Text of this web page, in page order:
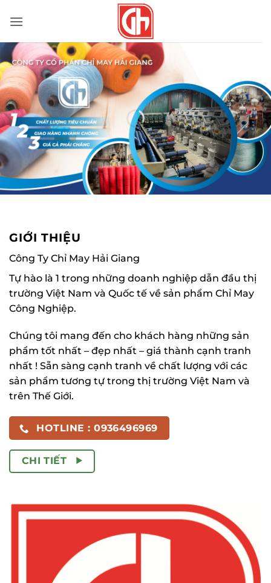
qua
dung
GIỚI THIỆU
Công Ty Chỉ May Hải Giang
Tự hào là 1 trong những doanh nghiệp dẫn đầu thị
trường Việt Nam và Quốc tế về sản phẩm Chỉ May
Công Nghiệp.
Chúng tôi mang đến cho khách hàng những sản
phẩm tốt nhất – đẹp nhất – giá thành cạnh tranh
nhất ! Sẵn sàng cạnh tranh về chất lượng với các
sản phẩm tương tự trong thị trường Việt Nam và
trên Thế Giới.
HOTLINE : 0936496969
CHI TIẾT